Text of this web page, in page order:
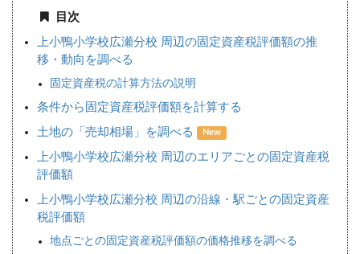
目次
上小鴨小学校広瀬分校 周辺の固定資産税評価額の推
移・動向を調べる
固定資産税の計算方法の説明
条件から固定資産税評価額を計算する
土地の「売却相場」を調べる New
上小鴨小学校広瀬分校 周辺のエリアごとの固定資産税
評価額
上小鴨小学校広瀬分校 周辺の沿線・駅ごとの固定資産
税評価額
地点ごとの固定資産税評価額の価格推移を調べる